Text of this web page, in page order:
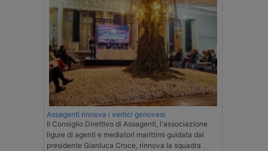
Assagenti rinnova i vertici genovesi
Il Consiglio Direttivo di Assagenti, l'associazione
ligure di agenti e mediatori marittimi guidata dal
presidente Gianluca Croce, rinnova la squadra